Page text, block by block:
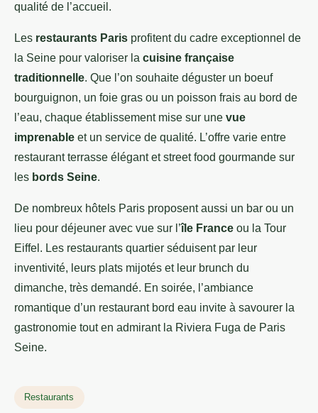
qualité de l’accueil.
Les restaurants Paris profitent du cadre exceptionnel de
la Seine pour valoriser la cuisine française
traditionnelle. Que l’on souhaite déguster un boeuf
bourguignon, un foie gras ou un poisson frais au bord de
l’eau, chaque établissement mise sur une vue
imprenable et un service de qualité. L’offre varie entre
restaurant terrasse élégant et street food gourmande sur
les bords Seine.
De nombreux hôtels Paris proposent aussi un bar ou un
lieu pour déjeuner avec vue sur l’île France ou la Tour
Eiffel. Les restaurants quartier séduisent par leur
inventivité, leurs plats mijotés et leur brunch du
dimanche, très demandé. En soirée, l’ambiance
romantique d’un restaurant bord eau invite à savourer la
gastronomie tout en admirant la Riviera Fuga de Paris
Seine.
Restaurants